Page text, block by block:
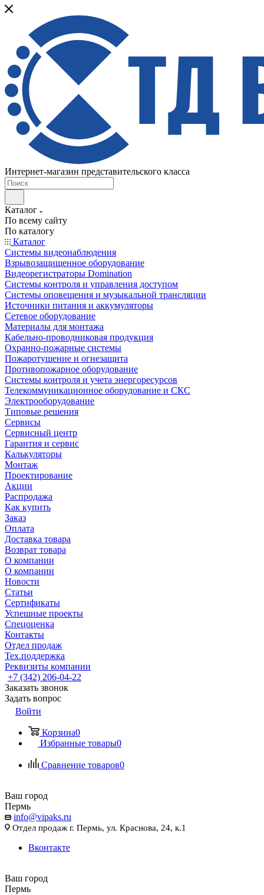
Интернет-магазин представительского класса
Каталог
По всему сайту
По каталогу
Каталог
Системы видеонаблюдения
Взрывозащищенное оборудование
Видеорегистраторы Domination
Системы контроля и управления доступом
Системы оповещения и музыкальной трансляции
Источники питания и аккумуляторы
Сетевое оборудование
Материалы для монтажа
Кабельно-проводниковая продукция
Охранно-пожарные системы
Пожаротушение и огнезащита
Противопожарное оборудование
Системы контроля и учета энергоресурсов
Телекоммуникационное оборудование и СКС
Электрооборудование
Типовые решения
Сервисы
Сервисный центр
Гарантия и сервис
Калькуляторы
Монтаж
Проектирование
Акции
Распродажа
Как купить
Заказ
Оплата
Доставка товара
Возврат товара
О компании
О компании
Новости
Статьи
Сертификаты
Успешные проекты
Спецоценка
Контакты
Отдел продаж
Тех.поддержка
Реквизиты компании
+7 (342) 206-04-22
Заказать звонок
Задать вопрос
Войти
Корзина0
Избранные товары0
Сравнение товаров0
Ваш город
Пермь
info@vipaks.ru
Отдел продаж г. Пермь, ул. Краснова, 24, к.1
Вконтакте
Ваш город
Пермь